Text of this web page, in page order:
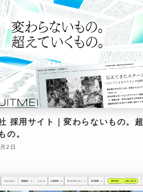
採用サイト｜変わらないもの。超
の。
2日